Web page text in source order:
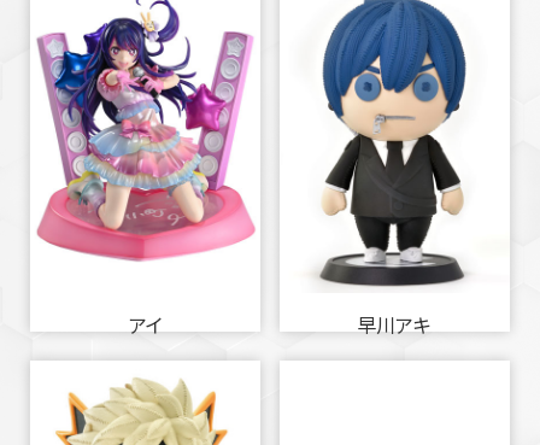
アイ 早川アキ